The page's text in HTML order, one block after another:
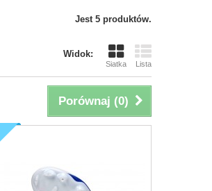
Jest 5 produktów.
Widok:
Siatka Lista
Porównaj (0)